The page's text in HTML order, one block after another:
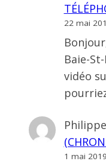
22 mai
Baie-
vidéo
1 mai 2019